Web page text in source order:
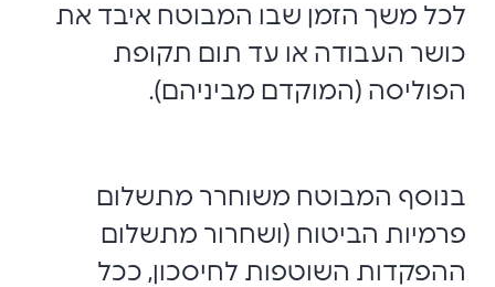
לכל משך הזמן שבו המבוטח איבד את
כושר העבודה או עד תום תקופת
הפוליסה (המוקדם מביניהם).
בנוסף המבוטח משוחרר מתשלום
פרמיות הביטוח (ושחרור מתשלום
ההפקדות השוטפות לחיסכון, ככל